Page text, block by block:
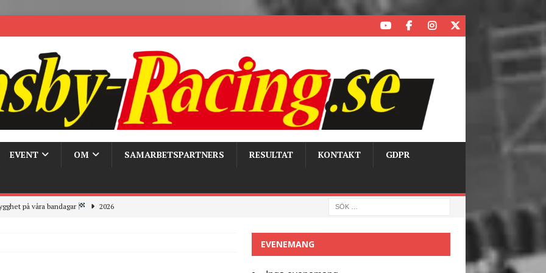
EVENT OM SAMARBETSPARTNERS RESULTAT KONTAKT GDPR
på våra bandagar 2026
the pits EVENEMANG